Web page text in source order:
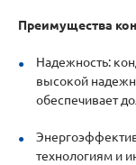
Преимущества
Надежность:
высокой
обеспечивает
технологиям и